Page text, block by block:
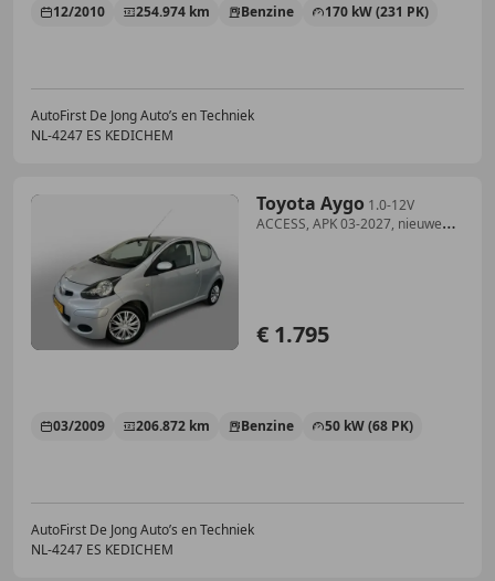
12/2010 254.974 km Benzine 170 kW (231 PK)
AutoFirst De Jong Auto’s en Techniek
NL-4247 ES KEDICHEM
Toyota Aygo 1.0-12V
ACCESS, APK 03-2027, nieuwe
€ 1.795
03/2009 206.872 km Benzine 50 kW (68 PK)
AutoFirst De Jong Auto’s en Techniek
NL-4247 ES KEDICHEM